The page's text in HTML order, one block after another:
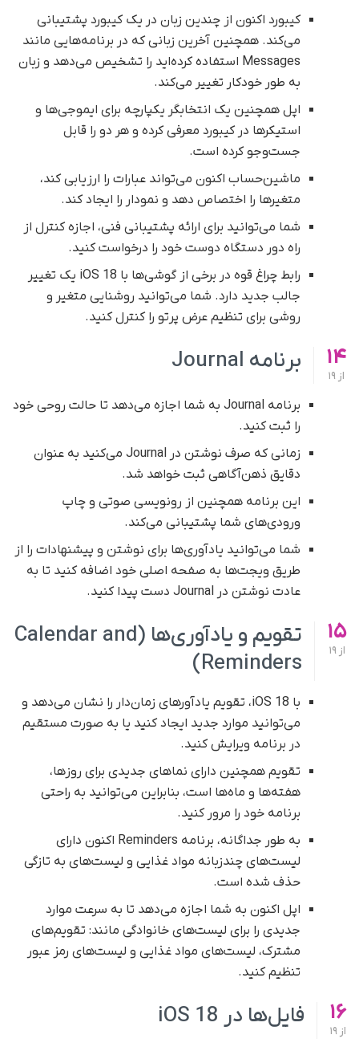
کیبورد اکنون از چندین زبان در یک کیبورد پشتیبانی
می‌کند. همچنین آخرین زبانی که در برنامه‌هایی مانند
Messages استفاده کرده‌اید را تشخیص می‌دهد و زبان
به طور خودکار تغییر می‌کند.
اپل همچنین یک انتخابگر یکپارچه برای ایموجی‌ها و
استیکرها در کیبورد معرفی کرده و هر دو را قابل
جست‌وجو کرده است.
ماشین‌حساب اکنون می‌تواند عبارات را ارزیابی کند،
متغیرها را اختصاص دهد و نمودار را ایجاد کند.
شما می‌توانید برای ارائه پشتیبانی فنی، اجازه کنترل از
راه دور دستگاه دوست خود را درخواست کنید.
رابط چراغ قوه در برخی از گوشی‌ها با iOS 18 یک تغییر
جالب جدید دارد. شما می‌توانید روشنایی متغیر و
روشی برای تنظیم عرض پرتو را کنترل کنید.
14
از
برنامه Journal
برنامه Journal به شما اجازه می‌دهد تا حالت روحی خود
را ثبت کنید.
زمانی که صرف نوشتن در Journal می‌کنید به عنوان
دقایق ذهن‌آگاهی ثبت خواهد شد.
این برنامه همچنین از رونویسی صوتی و چاپ
ورودی‌های شما پشتیبانی می‌کند.
شما می‌توانید یادآوری‌ها برای نوشتن و پیشنهادات را از
طریق ویجت‌ها به صفحه اصلی خود اضافه کنید تا به
عادت نوشتن در Journal دست پیدا کنید.
15
از
تقویم و یادآوری‌ها (Calendar and
Reminders)
با iOS 18، تقویم یادآورهای زمان‌دار را نشان می‌دهد و
می‌توانید موارد جدید ایجاد کنید یا به صورت مستقیم
در برنامه ویرایش کنید.
تقویم همچنین دارای نماهای جدیدی برای روزها،
هفته‌ها و ماه‌ها است، بنابراین می‌توانید به راحتی
برنامه خود را مرور کنید.
به طور جداگانه، برنامه Reminders اکنون دارای
لیست‌های چندزبانه مواد غذایی و لیست‌های به تازگی
حذف شده است.
اپل اکنون به شما اجازه می‌دهد تا به سرعت موارد
جدیدی را برای لیست‌های خانوادگی مانند: تقویم‌های
مشترک، لیست‌های مواد غذایی و لیست‌های رمز عبور
تنظیم کنید.
16
از
فایل‌ها در iOS 18